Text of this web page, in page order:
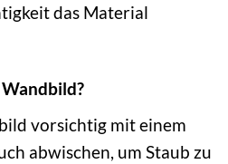
das Material
vorsichtig mit einem
abwischen, um Staub zu